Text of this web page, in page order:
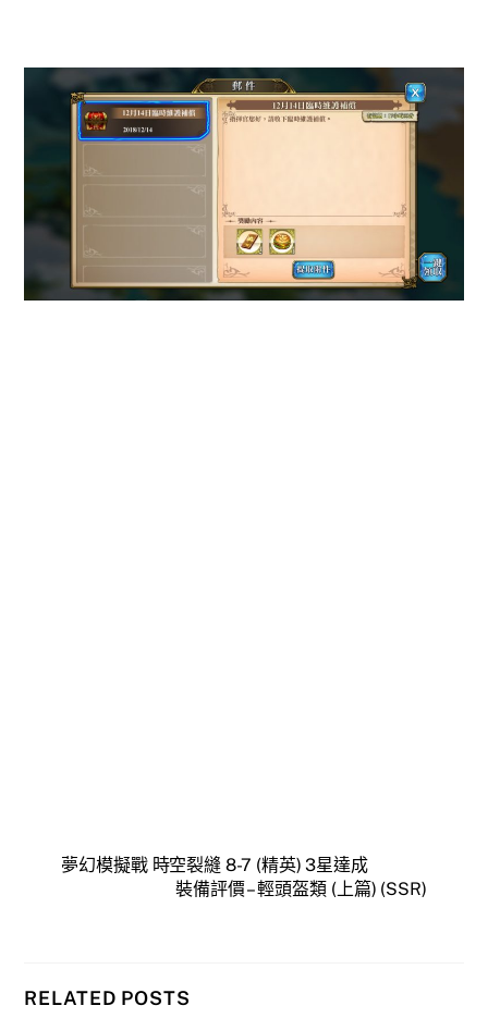
夢幻模擬戰 時空裂縫 8-7 (精英) 3星達成
裝備評價 – 輕頭盔類 (上篇) (SSR)
RELATED POSTS